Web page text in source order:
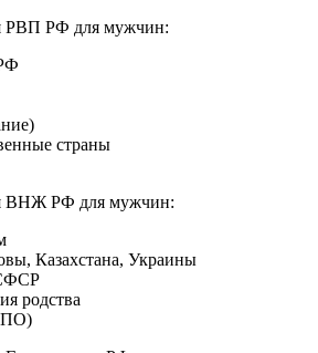
РВП РФ для мужчин:
страны
ВНЖ РФ для мужчин:
Казахстана, Украины
родства